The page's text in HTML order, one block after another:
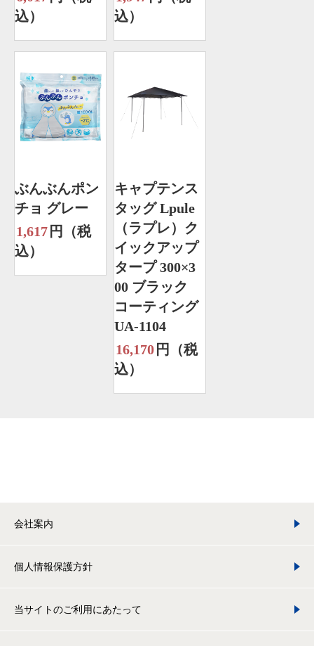
込）
込）
ぶんぶんポン
チョ グレー
1,617 円（税
込）
キャプテンス
タッグ Lpule
（ラプレ）ク
イックアップ
タープ 300×3
00 ブラック
コーティング
UA-1104
16,170 円（税
込）
会社案内
個人情報保護方針
当サイトのご利用にあたって